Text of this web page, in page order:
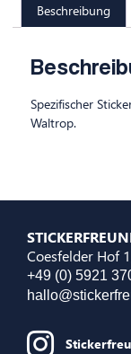
Beschreibung
Spezifischer
Waltrop.
Coesfelder Hof
+49 (0) 5921